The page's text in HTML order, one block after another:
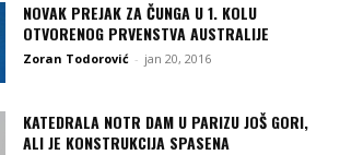
NOVAK PREJAK ZA ČUNGA U 1. KOLU
OTVORENOG PRVENSTVA AUSTRALIJE
Zoran Todorović - jan 20, 2016
KATEDRALA NOTR DAM U PARIZU JOŠ GORI,
ALI JE KONSTRUKCIJA SPASENA